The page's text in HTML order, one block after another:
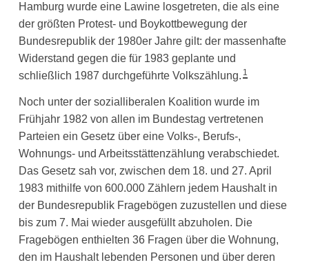
Hamburg wurde eine Lawine losgetreten, die als eine
der größten Protest- und Boykottbewegung der
Bundesrepublik der 1980er Jahre gilt: der massenhafte
Widerstand gegen die für 1983 geplante und
schließlich 1987 durchgeführte Volkszählung. 1
Noch unter der sozialliberalen Koalition wurde im
Frühjahr 1982 von allen im Bundestag vertretenen
Parteien ein Gesetz über eine Volks-, Berufs-,
Wohnungs- und Arbeitsstättenzählung verabschiedet.
Das Gesetz sah vor, zwischen dem 18. und 27. April
1983 mithilfe von 600.000 Zählern jedem Haushalt in
der Bundesrepublik Fragebögen zuzustellen und diese
bis zum 7. Mai wieder ausgefüllt abzuholen. Die
Fragebögen enthielten 36 Fragen über die Wohnung,
den im Haushalt lebenden Personen und über deren